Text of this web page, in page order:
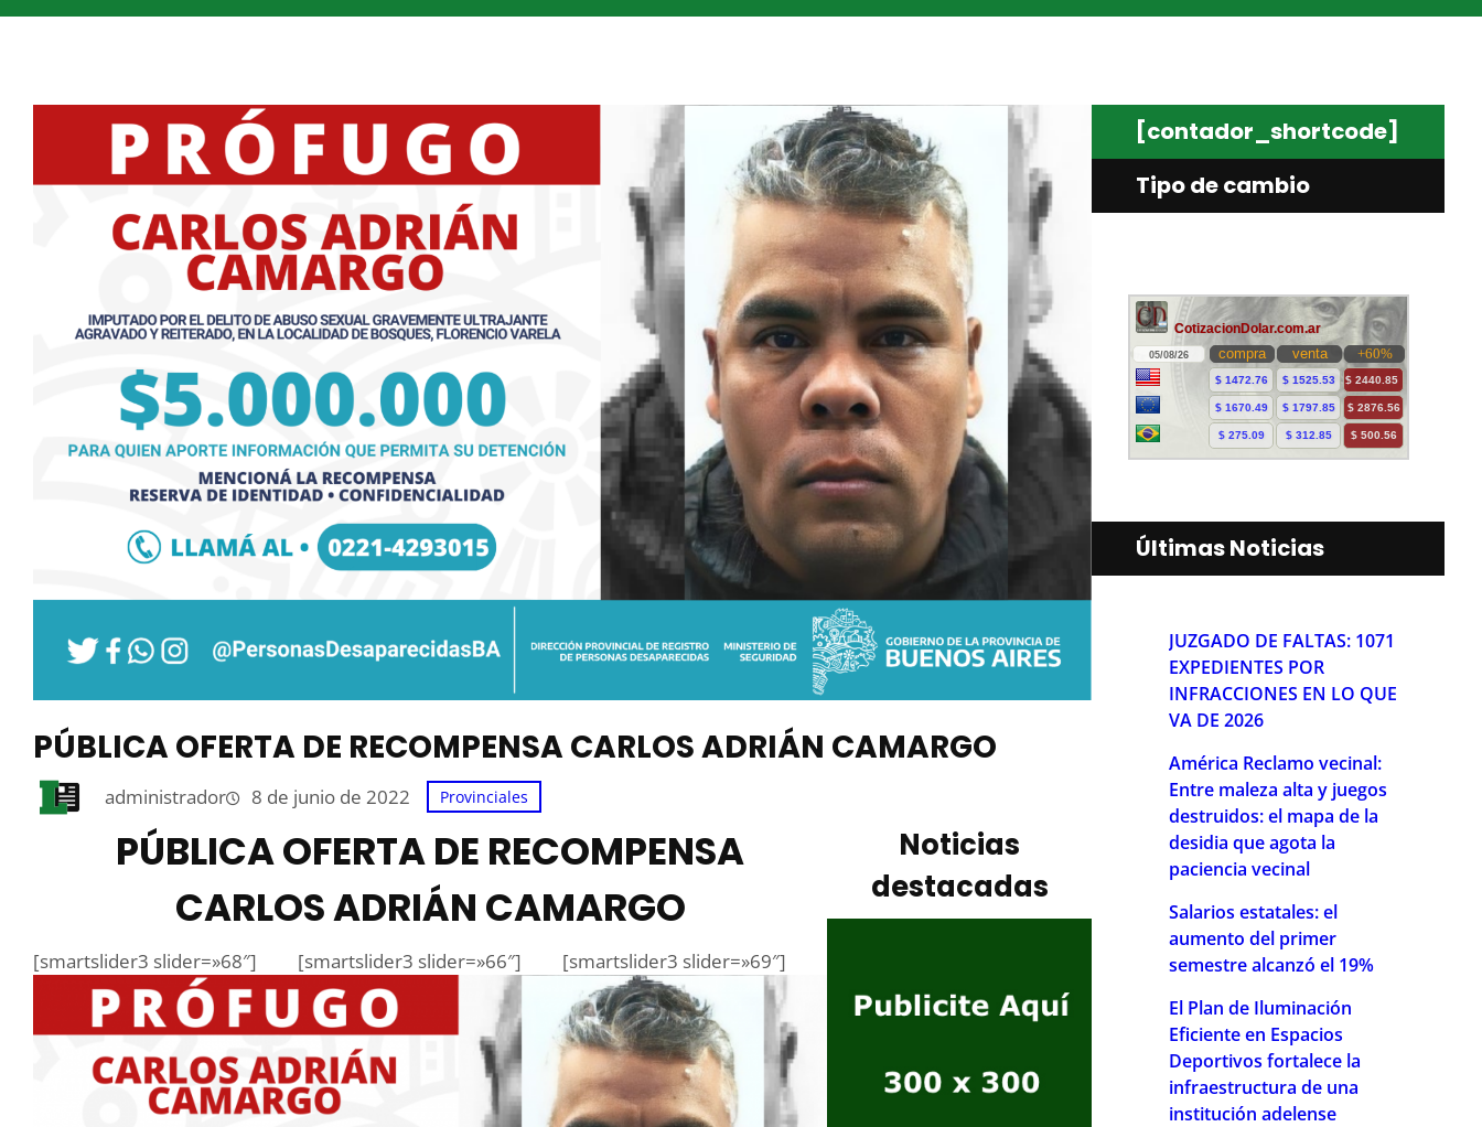
PÚBLICA OFERTA DE RECOMPENSA CARLOS ADRIÁN CAMARGO
administrador 8 de junio de 2022 Provinciales
PÚBLICA OFERTA DE RECOMPENSA
CARLOS ADRIÁN CAMARGO
[smartslider3 slider=»68″] [smartslider3 slider=»66″] [smartslider3 slider=»69″]
Noticias
destacadas
[contador_shortcode]
Tipo de cambio
Últimas Noticias
JUZGADO DE FALTAS: 1071
EXPEDIENTES POR
INFRACCIONES EN LO QUE
VA DE 2026
América Reclamo vecinal:
Entre maleza alta y juegos
destruidos: el mapa de la
desidia que agota la
paciencia vecinal
Salarios estatales: el
aumento del primer
semestre alcanzó el 19%
El Plan de Iluminación
Eficiente en Espacios
Deportivos fortalece la
infraestructura de una
institución adelense